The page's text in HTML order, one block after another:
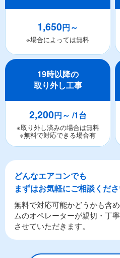
1,650円～
※場合によっては無料
19時以降の
取り外し工事
2,200円～ /1台
※取り外し済みの場合は無料
※無料で対応できる場合有
どんなエアコンでも
まずはお気軽にご相談くださ
無料で対応可能かどうかも含
ムのオペレーターが親切・丁
させていただきます。